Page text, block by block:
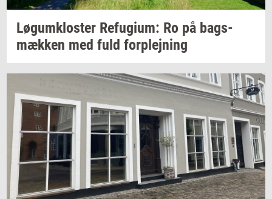
Løgum­klo­ster Re­fu­gi­um: Ro på bags­
mæk­ken med fuld for­plej­ning